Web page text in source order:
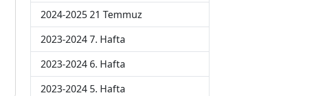
2024-2025 21 Temmuz
2023-2024 7. Hafta
2023-2024 6. Hafta
2023-2024 5. Hafta